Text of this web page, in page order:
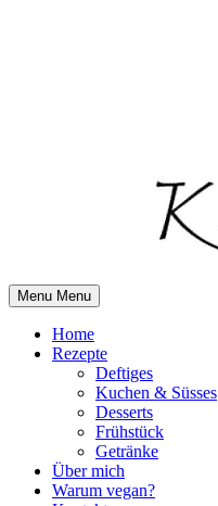
Menu Menu
Home
Rezepte
Deftiges
Kuchen & Süsses
Desserts
Frühstück
Getränke
Über mich
Warum vegan?